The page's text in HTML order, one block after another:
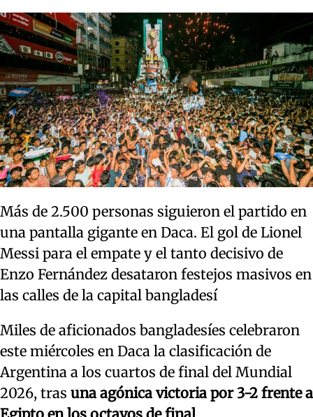
Más de 2.500 personas siguieron el partido en
una pantalla gigante en Daca. El gol de Lionel
Messi para el empate y el tanto decisivo de
Enzo Fernández desataron festejos masivos en
las calles de la capital bangladesí
Miles de aficionados bangladesíes celebraron
este miércoles en Daca la clasificación de
Argentina a los cuartos de final del Mundial
2026, tras una agónica victoria por 3-2 frente a